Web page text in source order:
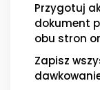
Przygotuj
dokument
obu stron
Zapisz